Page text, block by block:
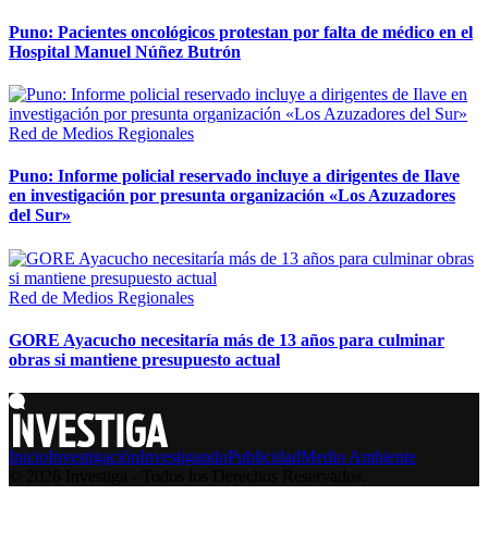
Puno: Pacientes oncológicos protestan por falta de médico en el
Hospital Manuel Núñez Butrón
Red de Medios Regionales
Puno: Informe policial reservado incluye a dirigentes de Ilave
en investigación por presunta organización «Los Azuzadores
del Sur»
Red de Medios Regionales
GORE Ayacucho necesitaría más de 13 años para culminar
obras si mantiene presupuesto actual
InicioInvestigaciónInvestigandoPublicidadMedio Ambiente